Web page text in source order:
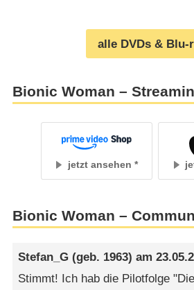
alle DVDs & Blu-
Bionic Woman –
jetzt ansehen
Bionic Woman –
Stefan_G (geb. 1963) am
Stimmt! Ich hab die Pilotfolge